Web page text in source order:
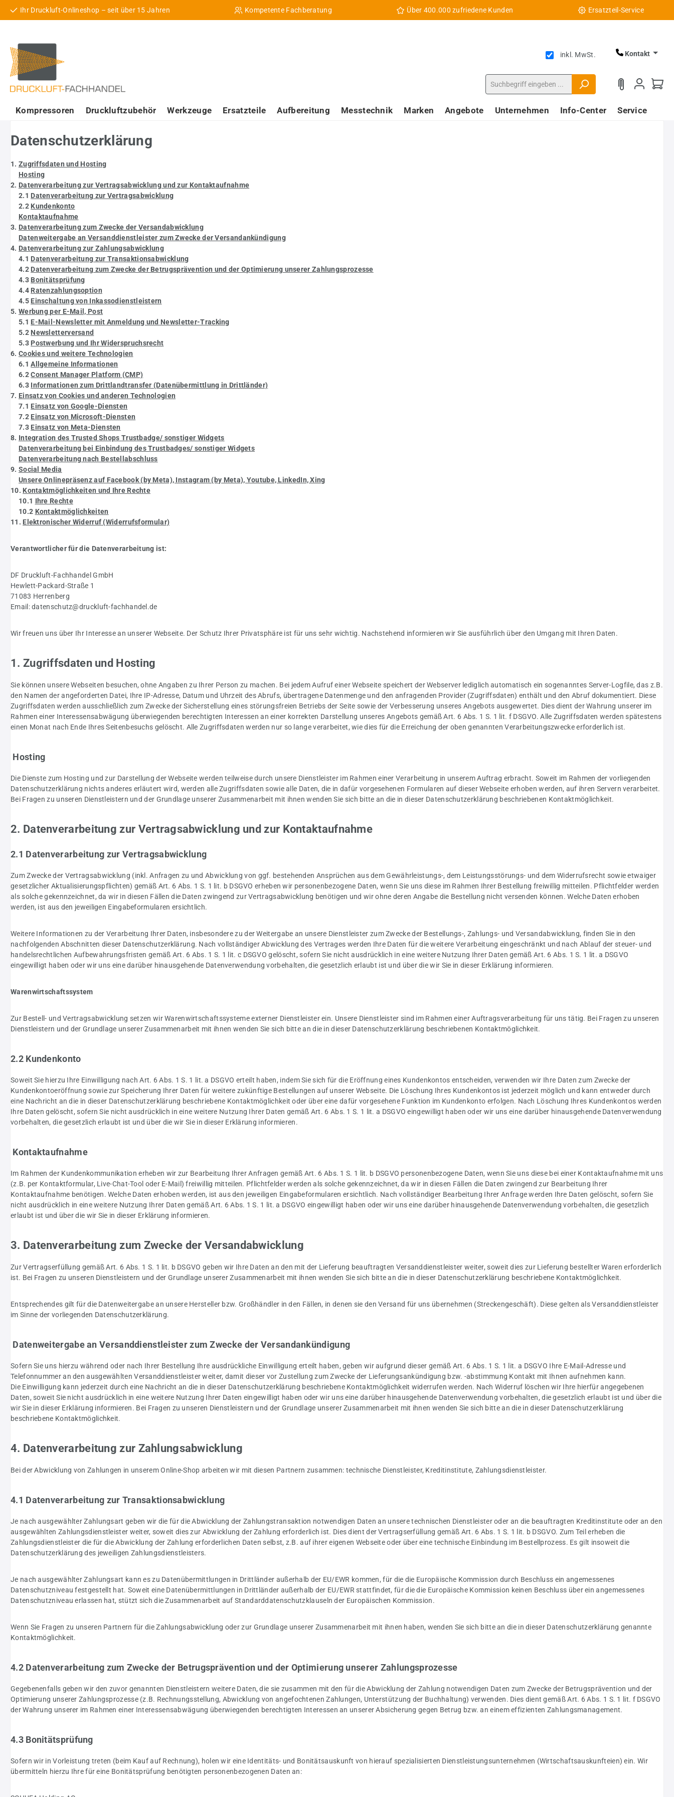
Hauptinhalt springen
Zur Suche springen
Zur Hauptnavigation springen
Ihr Druckluft-Onlineshop – seit über 15 Jahren Kompetente Fachberatung Über 400.000 zufriedene Kunden Ersatzteil-Service
inkl. MwSt. Kontakt
Kompressoren Druckluftzubehör Werkzeuge Ersatzteile Aufbereitung Messtechnik Marken Angebote Unternehmen Info-Center Service
Datenschutzerklärung
1. Zugriffsdaten und Hosting
Hosting
2. Datenverarbeitung zur Vertragsabwicklung und zur Kontaktaufnahme
2.1 Datenverarbeitung zur Vertragsabwicklung
2.2 Kundenkonto
Kontaktaufnahme
3. Datenverarbeitung zum Zwecke der Versandabwicklung
Datenweitergabe an Versanddienstleister zum Zwecke der Versandankündigung
4. Datenverarbeitung zur Zahlungsabwicklung
4.1 Datenverarbeitung zur Transaktionsabwicklung
4.2 Datenverarbeitung zum Zwecke der Betrugsprävention und der Optimierung unserer Zahlungsprozesse
4.3 Bonitätsprüfung
4.4 Ratenzahlungsoption
4.5 Einschaltung von Inkassodienstleistern
5. Werbung per E-Mail, Post
5.1 E-Mail-Newsletter mit Anmeldung und Newsletter-Tracking
5.2 Newsletterversand
5.3 Postwerbung und Ihr Widerspruchsrecht
6. Cookies und weitere Technologien
6.1Allgemeine Informationen
6.2Consent Manager Platform (CMP)
6.3 Informationen zum Drittlandtransfer (Datenübermittlung in Drittländer)
7. Einsatz von Cookies und anderen Technologien
7.1 Einsatz von Google-Diensten
7.2 Einsatz von Microsoft-Diensten
7.3 Einsatz von Meta-Diensten
8. Integration des Trusted Shops Trustbadge/ sonstiger Widgets
Datenverarbeitung bei Einbindung des Trustbadges/ sonstiger Widgets
Datenverarbeitung nach Bestellabschluss
9. Social Media
Unsere Onlinepräsenz auf Facebook (by Meta), Instagram (by Meta), Youtube, LinkedIn, Xing
10. Kontaktmöglichkeiten und Ihre Rechte
10.1 Ihre Rechte
10.2 Kontaktmöglichkeiten
11. Elektronischer Widerruf (Widerrufsformular)
Verantwortlicher für die Datenverarbeitung ist:
DF Druckluft-Fachhandel GmbH
Hewlett-Packard-Straße 1
71083 Herrenberg
Email: datenschutz@druckluft-fachhandel.de
Wir freuen uns über Ihr Interesse an unserer Webseite. Der Schutz Ihrer Privatsphäre ist für uns sehr wichtig. Nachstehend informieren wir Sie ausführlich über den Umgang mit Ihren Daten.
1. Zugriffsdaten und Hosting
Sie können unsere Webseiten besuchen, ohne Angaben zu Ihrer Person zu machen. Bei jedem Aufruf einer Webseite speichert der Webserver lediglich automatisch ein sogenanntes Server-Logfile, das z.B.
den Namen der angeforderten Datei, Ihre IP-Adresse, Datum und Uhrzeit des Abrufs, übertragene Datenmenge und den anfragenden Provider (Zugriffsdaten) enthält und den Abruf dokumentiert. Diese
Zugriffsdaten werden ausschließlich zum Zwecke der Sicherstellung eines störungsfreien Betriebs der Seite sowie der Verbesserung unseres Angebots ausgewertet. Dies dient der Wahrung unserer im
Rahmen einer Interessensabwägung überwiegenden berechtigten Interessen an einer korrekten Darstellung unseres Angebots gemäß Art. 6 Abs. 1 S. 1 lit. f DSGVO. Alle Zugriffsdaten werden spätestens
einen Monat nach Ende Ihres Seitenbesuchs gelöscht. Alle Zugriffsdaten werden nur so lange verarbeitet, wie dies für die Erreichung der oben genannten Verarbeitungszwecke erforderlich ist.
Hosting
Die Dienste zum Hosting und zur Darstellung der Webseite werden teilweise durch unsere Dienstleister im Rahmen einer Verarbeitung in unserem Auftrag erbracht. Soweit im Rahmen der vorliegenden
Datenschutzerklärung nichts anderes erläutert wird, werden alle Zugriffsdaten sowie alle Daten, die in dafür vorgesehenen Formularen auf dieser Webseite erhoben werden, auf ihren Servern verarbeitet.
Bei Fragen zu unseren Dienstleistern und der Grundlage unserer Zusammenarbeit mit ihnen wenden Sie sich bitte an die in dieser Datenschutzerklärung beschriebenen Kontaktmöglichkeit.
2. Datenverarbeitung zur Vertragsabwicklung und zur Kontaktaufnahme
2.1 Datenverarbeitung zur Vertragsabwicklung
Zum Zwecke der Vertragsabwicklung (inkl. Anfragen zu und Abwicklung von ggf. bestehenden Ansprüchen aus dem Gewährleistungs-, dem Leistungsstörungs- und dem Widerrufsrecht sowie etwaiger
gesetzlicher Aktualisierungspflichten) gemäß Art. 6 Abs. 1 S. 1 lit. b DSGVO erheben wir personenbezogene Daten, wenn Sie uns diese im Rahmen Ihrer Bestellung freiwillig mitteilen. Pflichtfelder werden
als solche gekennzeichnet, da wir in diesen Fällen die Daten zwingend zur Vertragsabwicklung benötigen und wir ohne deren Angabe die Bestellung nicht versenden können. Welche Daten erhoben
werden, ist aus den jeweiligen Eingabeformularen ersichtlich.
Weitere Informationen zu der Verarbeitung Ihrer Daten, insbesondere zu der Weitergabe an unsere Dienstleister zum Zwecke der Bestellungs-, Zahlungs- und Versandabwicklung, finden Sie in den
nachfolgenden Abschnitten dieser Datenschutzerklärung. Nach vollständiger Abwicklung des Vertrages werden Ihre Daten für die weitere Verarbeitung eingeschränkt und nach Ablauf der steuer- und
handelsrechtlichen Aufbewahrungsfristen gemäß Art. 6 Abs. 1 S. 1 lit. c DSGVO gelöscht, sofern Sie nicht ausdrücklich in eine weitere Nutzung Ihrer Daten gemäß Art. 6 Abs. 1 S. 1 lit. a DSGVO
eingewilligt haben oder wir uns eine darüber hinausgehende Datenverwendung vorbehalten, die gesetzlich erlaubt ist und über die wir Sie in dieser Erklärung informieren.
Warenwirtschaftssystem
Zur Bestell- und Vertragsabwicklung setzen wir Warenwirtschaftssysteme externer Dienstleister ein. Unsere Dienstleister sind im Rahmen einer Auftragsverarbeitung für uns tätig. Bei Fragen zu unseren
Dienstleistern und der Grundlage unserer Zusammenarbeit mit ihnen wenden Sie sich bitte an die in dieser Datenschutzerklärung beschriebenen Kontaktmöglichkeit.
2.2 Kundenkonto
Soweit Sie hierzu Ihre Einwilligung nach Art. 6 Abs. 1 S. 1 lit. a DSGVO erteilt haben, indem Sie sich für die Eröffnung eines Kundenkontos entscheiden, verwenden wir Ihre Daten zum Zwecke der
Kundenkontoeröffnung sowie zur Speicherung Ihrer Daten für weitere zukünftige Bestellungen auf unserer Webseite. Die Löschung Ihres Kundenkontos ist jederzeit möglich und kann entweder durch
eine Nachricht an die in dieser Datenschutzerklärung beschriebene Kontaktmöglichkeit oder über eine dafür vorgesehene Funktion im Kundenkonto erfolgen. Nach Löschung Ihres Kundenkontos werden
Ihre Daten gelöscht, sofern Sie nicht ausdrücklich in eine weitere Nutzung Ihrer Daten gemäß Art. 6 Abs. 1 S. 1 lit. a DSGVO eingewilligt haben oder wir uns eine darüber hinausgehende Datenverwendung
vorbehalten, die gesetzlich erlaubt ist und über die wir Sie in dieser Erklärung informieren.
Kontaktaufnahme
Im Rahmen der Kundenkommunikation erheben wir zur Bearbeitung Ihrer Anfragen gemäß Art. 6 Abs. 1 S. 1 lit. b DSGVO personenbezogene Daten, wenn Sie uns diese bei einer Kontaktaufnahme mit uns
(z.B. per Kontaktformular, Live-Chat-Tool oder E-Mail) freiwillig mitteilen. Pflichtfelder werden als solche gekennzeichnet, da wir in diesen Fällen die Daten zwingend zur Bearbeitung Ihrer
Kontaktaufnahme benötigen. Welche Daten erhoben werden, ist aus den jeweiligen Eingabeformularen ersichtlich. Nach vollständiger Bearbeitung Ihrer Anfrage werden Ihre Daten gelöscht, sofern Sie
nicht ausdrücklich in eine weitere Nutzung Ihrer Daten gemäß Art. 6 Abs. 1 S. 1 lit. a DSGVO eingewilligt haben oder wir uns eine darüber hinausgehende Datenverwendung vorbehalten, die gesetzlich
erlaubt ist und über die wir Sie in dieser Erklärung informieren.
3. Datenverarbeitung zum Zwecke der Versandabwicklung
Zur Vertragserfüllung gemäß Art. 6 Abs. 1 S. 1 lit. b DSGVO geben wir Ihre Daten an den mit der Lieferung beauftragten Versanddienstleister weiter, soweit dies zur Lieferung bestellter Waren erforderlich
ist. Bei Fragen zu unseren Dienstleistern und der Grundlage unserer Zusammenarbeit mit ihnen wenden Sie sich bitte an die in dieser Datenschutzerklärung beschriebene Kontaktmöglichkeit.
Entsprechendes gilt für die Datenweitergabe an unsere Hersteller bzw. Großhändler in den Fällen, in denen sie den Versand für uns übernehmen (Streckengeschäft). Diese gelten als Versanddienstleister
im Sinne der vorliegenden Datenschutzerklärung.
Datenweitergabe an Versanddienstleister zum Zwecke der Versandankündigung
Sofern Sie uns hierzu während oder nach Ihrer Bestellung Ihre ausdrückliche Einwilligung erteilt haben, geben wir aufgrund dieser gemäß Art. 6 Abs. 1 S. 1 lit. a DSGVO Ihre E-Mail-Adresse und
Telefonnummer an den ausgewählten Versanddienstleister weiter, damit dieser vor Zustellung zum Zwecke der Lieferungsankündigung bzw. -abstimmung Kontakt mit Ihnen aufnehmen kann.
Die Einwilligung kann jederzeit durch eine Nachricht an die in dieser Datenschutzerklärung beschriebene Kontaktmöglichkeit widerrufen werden. Nach Widerruf löschen wir Ihre hierfür angegebenen
Daten, soweit Sie nicht ausdrücklich in eine weitere Nutzung Ihrer Daten eingewilligt haben oder wir uns eine darüber hinausgehende Datenverwendung vorbehalten, die gesetzlich erlaubt ist und über die
wir Sie in dieser Erklärung informieren. Bei Fragen zu unseren Dienstleistern und der Grundlage unserer Zusammenarbeit mit ihnen wenden Sie sich bitte an die in dieser Datenschutzerklärung
beschriebene Kontaktmöglichkeit.
4. Datenverarbeitung zur Zahlungsabwicklung
Bei der Abwicklung von Zahlungen in unserem Online-Shop arbeiten wir mit diesen Partnern zusammen: technische Dienstleister, Kreditinstitute, Zahlungsdienstleister.
4.1 Datenverarbeitung zur Transaktionsabwicklung
Je nach ausgewählter Zahlungsart geben wir die für die Abwicklung der Zahlungstransaktion notwendigen Daten an unsere technischen Dienstleister oder an die beauftragten Kreditinstitute oder an den
ausgewählten Zahlungsdienstleister weiter, soweit dies zur Abwicklung der Zahlung erforderlich ist. Dies dient der Vertragserfüllung gemäß Art. 6 Abs. 1 S. 1 lit. b DSGVO. Zum Teil erheben die
Zahlungsdienstleister die für die Abwicklung der Zahlung erforderlichen Daten selbst, z.B. auf ihrer eigenen Webseite oder über eine technische Einbindung im Bestellprozess. Es gilt insoweit die
Datenschutzerklärung des jeweiligen Zahlungsdienstleisters.
Je nach ausgewählter Zahlungsart kann es zu Datenübermittlungen in Drittländer außerhalb der EU/EWR kommen, für die die Europäische Kommission durch Beschluss ein angemessenes
Datenschutzniveau festgestellt hat. Soweit eine Datenübermittlungen in Drittländer außerhalb der EU/EWR stattfindet, für die die Europäische Kommission keinen Beschluss über ein angemessenes
Datenschutzniveau erlassen hat, stützt sich die Zusammenarbeit auf Standarddatenschutzklauseln der Europäischen Kommission.
Wenn Sie Fragen zu unseren Partnern für die Zahlungsabwicklung oder zur Grundlage unserer Zusammenarbeit mit ihnen haben, wenden Sie sich bitte an die in dieser Datenschutzerklärung genannte
Kontaktmöglichkeit.
4.2 Datenverarbeitung zum Zwecke der Betrugsprävention und der Optimierung unserer Zahlungsprozesse
Gegebenenfalls geben wir den zuvor genannten Dienstleistern weitere Daten, die sie zusammen mit den für die Abwicklung der Zahlung notwendigen Daten zum Zwecke der Betrugsprävention und der
Optimierung unserer Zahlungsprozesse (z.B. Rechnungsstellung, Abwicklung von angefochtenen Zahlungen, Unterstützung der Buchhaltung) verwenden. Dies dient gemäß Art. 6 Abs. 1 S. 1 lit. f DSGVO
der Wahrung unserer im Rahmen einer Interessensabwägung überwiegenden berechtigten Interessen an unserer Absicherung gegen Betrug bzw. an einem effizienten Zahlungsmanagement.
4.3 Bonitätsprüfung
Sofern wir in Vorleistung treten (beim Kauf auf Rechnung), holen wir eine Identitäts- und Bonitätsauskunft von hierauf spezialisierten Dienstleistungsunternehmen (Wirtschaftsauskunfteien) ein. Wir
übermitteln hierzu Ihre für eine Bonitätsprüfung benötigten personenbezogenen Daten an: